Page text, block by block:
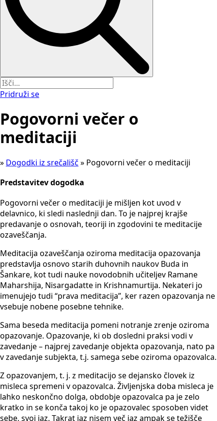
Pridruži se
Pogovorni večer o
meditaciji
» Dogodki iz srečališč » Pogovorni večer o meditaciji
Predstavitev dogodka
Pogovorni večer o meditaciji je mišljen kot uvod v
delavnico, ki sledi naslednji dan. To je najprej krajše
predavanje o osnovah, teoriji in zgodovini te meditacije
ozaveščanja.
Meditacija ozaveščanja oziroma meditacija opazovanja
predstavlja osnovo starih duhovnih naukov Buda in
Šankare, kot tudi nauke novodobnih učiteljev Ramane
Maharshija, Nisargadatte in Krishnamurtija. Nekateri jo
imenujejo tudi “prava meditacija”, ker razen opazovanja ne
vsebuje nobene posebne tehnike.
Sama beseda meditacija pomeni notranje zrenje oziroma
opazovanje. Opazovanje, ki ob dosledni praksi vodi v
zavedanje – najprej zavedanje objekta opazovanja, nato pa
v zavedanje subjekta, t.j. samega sebe oziroma opazovalca.
Z opazovanjem, t. j. z meditacijo se dejansko človek iz
misleca spremeni v opazovalca. Življenjska doba misleca je
lahko neskončno dolga, obdobje opazovalca pa je zelo
kratko in se konča takoj ko je opazovalec sposoben videt
sebe, svoj jaz. Takrat jaz nisem več jaz ampak se težišče